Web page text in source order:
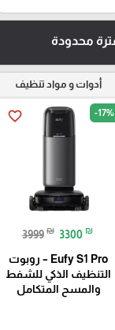
محدودة
أدوات و مواد تنظيف
favorite_border -17%
3999 ₪ 3300 ₪
Eufy S1 Pro – روبوت
التنظيف الذكي للشفط
والمسح المتكامل